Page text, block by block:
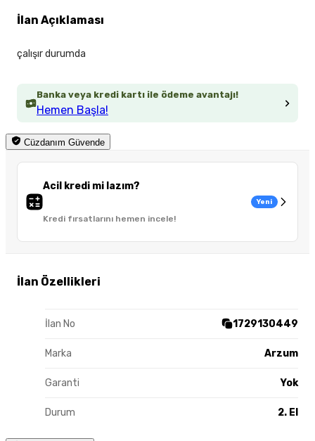
Banka veya kredi kartı ile ödeme avantajı!
Hemen Başla!
Cüzdanım Güvende
Acil kredi mi lazım?
Kredi fırsatlarını hemen incele!
Yeni
İlan Özellikleri
İlan No 1729130449
Marka Arzum
Garanti Yok
Durum 2. El
İlan Açıklaması
çalışır durumda